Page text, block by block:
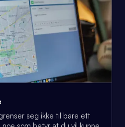
seg ikke til bare ett